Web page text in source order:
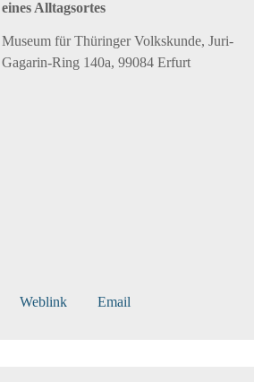
eines Alltagsortes
Museum für Thüringer Volkskunde, Juri-
Gagarin-Ring 140a, 99084 Erfurt
Weblink Email